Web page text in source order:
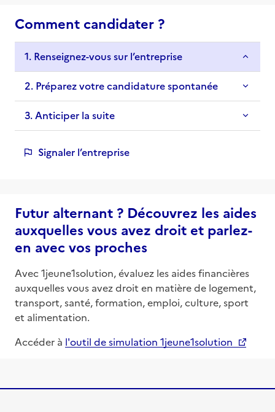
Comment candidater ?
1. Renseignez-vous sur l’entreprise
2. Préparez votre candidature spontanée
3. Anticiper la suite
Signaler l’entreprise
Futur alternant ? Découvrez les aides
auxquelles vous avez droit et parlez-
en avec vos proches
Avec 1jeune1solution, évaluez les aides financières
auxquelles vous avez droit en matière de logement,
transport, santé, formation, emploi, culture, sport
et alimentation.
Accéder à l'outil de simulation 1jeune1solution